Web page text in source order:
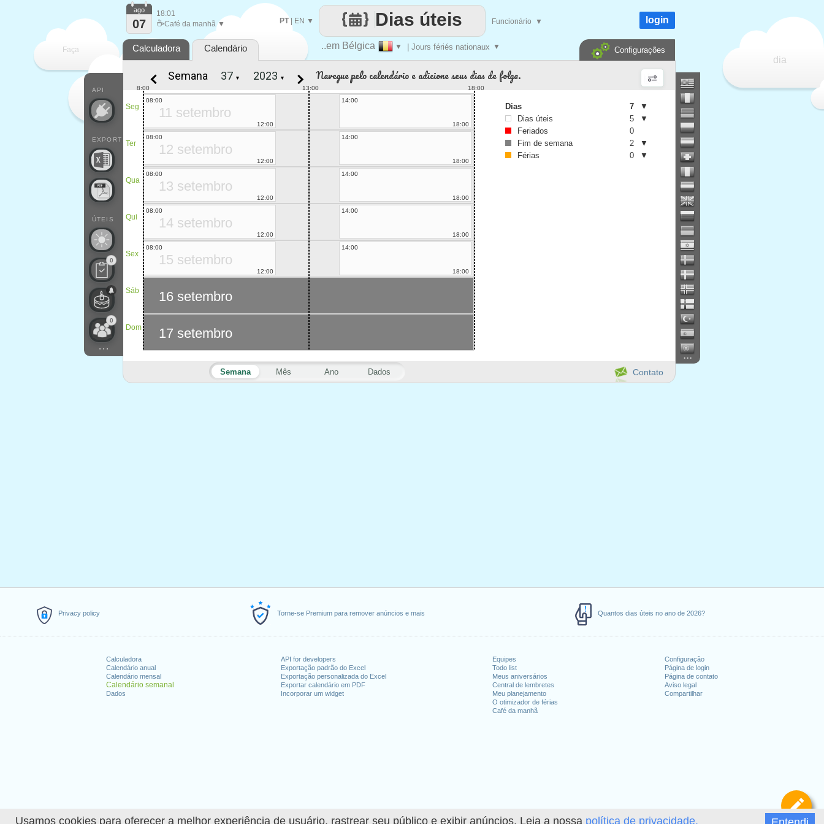
Usamos cookies para oferecer a melhor experiência de usuário, rastrear seu público e exibir anúncios. Leia a nossa política de privacidade.
Privacy policy Torne-se Premium para remover anúncios e mais Quantos dias úteis no ano de 2026?
Calculadora
Calendário anual
Calendário mensal
Calendário semanal
Dados
API for developers
Exportação padrão do Excel
Exportação personalizada do Excel
Exportar calendário em PDF
Incorporar um widget
Equipes
Todo list
Meus aniversários
Central de lembretes
Meu planejamento
O otimizador de férias
Café da manhã
Configuração
Página de login
Página de contato
Aviso legal
Compartilhar
Faça
cada
dia
..em Bélgica ▼ | Jours fériés nationaux ▼
Dias úteis
PT| EN ▼ Funcionário ▼
API
EXPORT
ÚTEIS
0
0
...
ago
07
18:01
☕Café da manhã ▼ login
Calculadora Calendário Configurações
...
Contato
Semana Mês Ano Dados
Semana ▼ ▼ Navegue pelo calendário e adicione seus dias de folga.
Seg
Ter
Qua
Qui
Sex
Sáb
Dom
13:00
8:00 18:00
11 setembro
08:00
12:00
14:00
18:00
12 setembro
08:00
12:00
14:00
18:00
13 setembro
08:00
12:00
14:00
18:00
14 setembro
08:00
12:00
14:00
18:00
15 setembro
08:00
12:00
14:00
18:00
16 setembro
17 setembro
Dias 7
▼
Dias úteis
5
▼
Feriados
0
Fim de semana
2
▼
Férias
0 ▼